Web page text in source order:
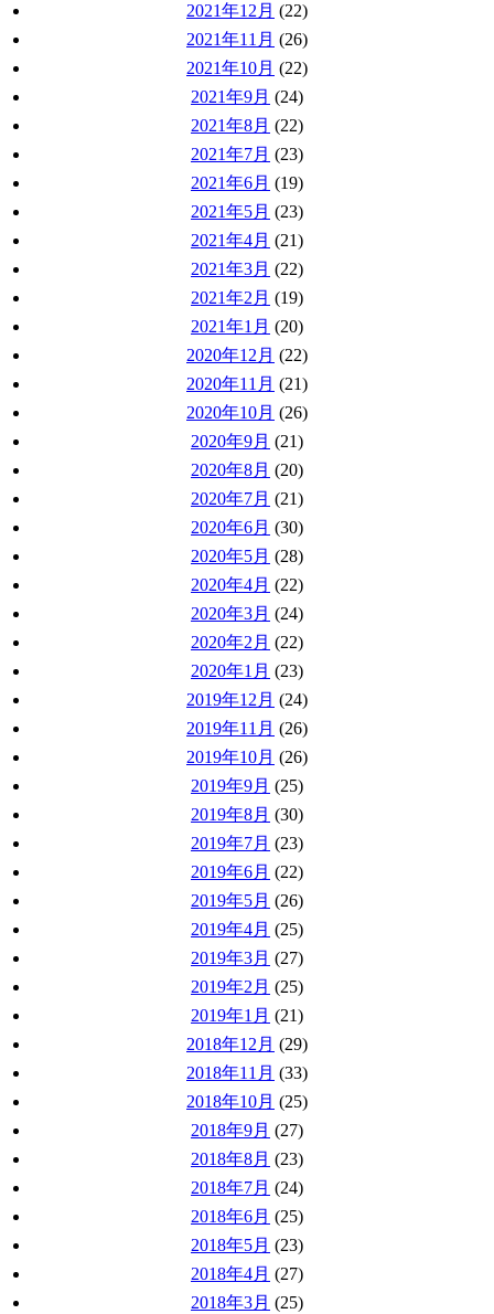
2021年12月 (22)
2021年11月 (26)
2021年10月 (22)
2021年9月 (24)
2021年8月 (22)
2021年7月 (23)
2021年6月 (19)
2021年5月 (23)
2021年4月 (21)
2021年3月 (22)
2021年2月 (19)
2021年1月 (20)
2020年12月 (22)
2020年11月 (21)
2020年10月 (26)
2020年9月 (21)
2020年8月 (20)
2020年7月 (21)
2020年6月 (30)
2020年5月 (28)
2020年4月 (22)
2020年3月 (24)
2020年2月 (22)
2020年1月 (23)
2019年12月 (24)
2019年11月 (26)
2019年10月 (26)
2019年9月 (25)
2019年8月 (30)
2019年7月 (23)
2019年6月 (22)
2019年5月 (26)
2019年4月 (25)
2019年3月 (27)
2019年2月 (25)
2019年1月 (21)
2018年12月 (29)
2018年11月 (33)
2018年10月 (25)
2018年9月 (27)
2018年8月 (23)
2018年7月 (24)
2018年6月 (25)
2018年5月 (23)
2018年4月 (27)
2018年3月 (25)